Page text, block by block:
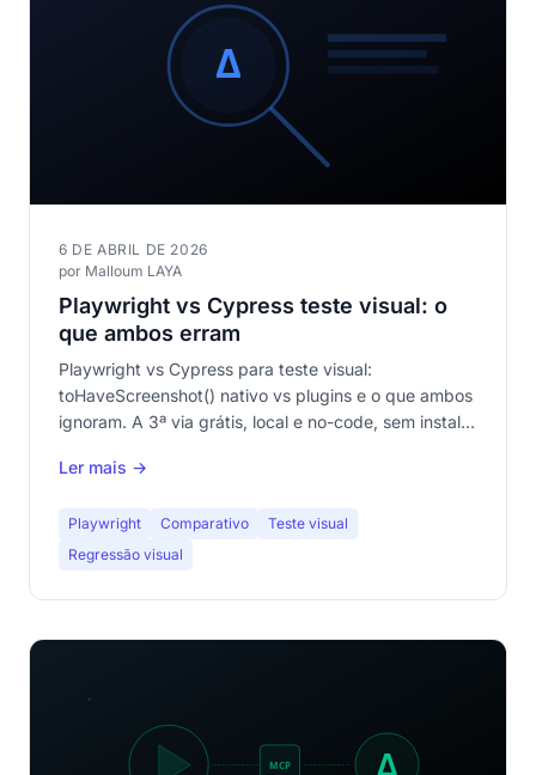
6 DE ABRIL DE 2026
por Malloum LAYA
Playwright vs Cypress teste visual: o
que ambos erram
Playwright vs Cypress para teste visual:
toHaveScreenshot() nativo vs plugins e o que ambos
ignoram. A 3ª via grátis, local e no-code, sem instalar
Ler mais →
Playwright Comparativo
Teste visual
Regressão visual